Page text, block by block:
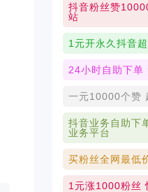
抖音粉丝赞
站
1元开永久抖音
24小时自助下单
一元10000个赞
抖音业务自助下
业务平台
买粉丝全网最低
1元涨1000粉丝